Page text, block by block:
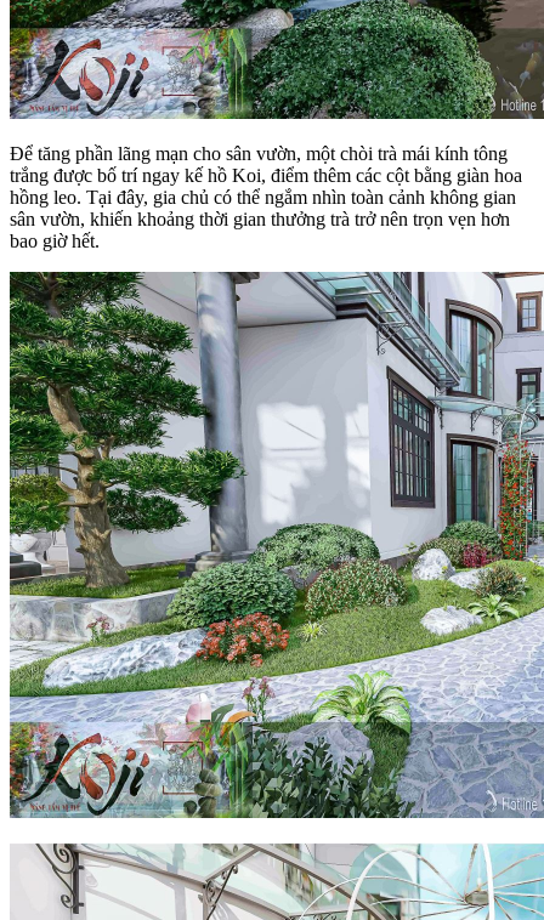
Để tăng phần lãng mạn cho sân vườn, một chòi trà mái kính tông
trắng được bố trí ngay kế hồ Koi, điểm thêm các cột bằng giàn hoa
hồng leo. Tại đây, gia chủ có thể ngắm nhìn toàn cảnh không gian
sân vườn, khiến khoảng thời gian thưởng trà trở nên trọn vẹn hơn
bao giờ hết.